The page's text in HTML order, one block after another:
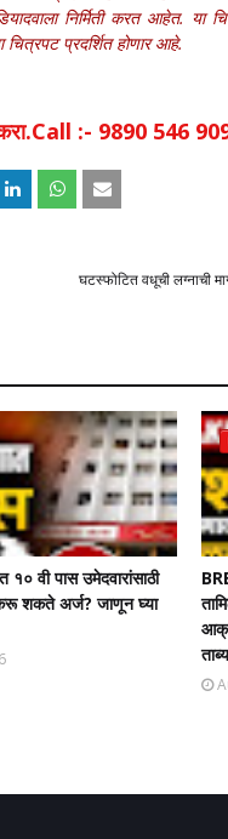
निर्मिती करत आहेत. या
प्रदर्शित होणार आहे.
करा.Call :- 9890 546
घटस्फोटित वधूची लग्नाची
१० वी पास उमेदवारांसाठी
शकते अर्ज? जाणून घ्या